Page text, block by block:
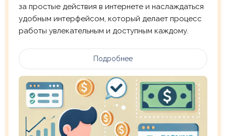
за простые действия в интернете и наслаждаться
удобным интерфейсом, который делает процесс
работы увлекательным и доступным каждому.
Подробнее